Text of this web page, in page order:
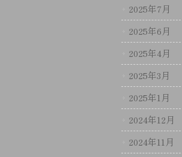
2025年7月
2025年6月
2025年4月
2025年3月
2025年1月
2024年12月
2024年11月